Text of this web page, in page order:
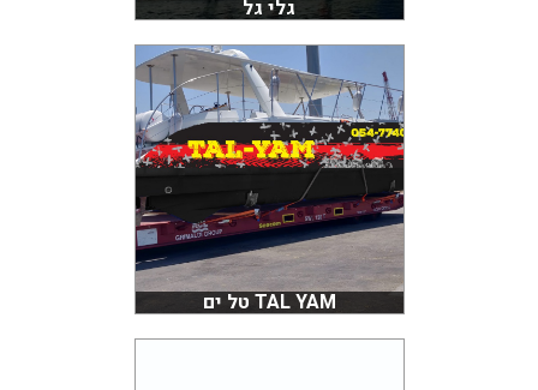
גלי גל
TAL YAM טל ים